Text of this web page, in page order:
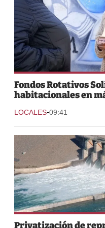
Fondos Rotativos
habitacionales en
LOCALES-09:41
Privatización de